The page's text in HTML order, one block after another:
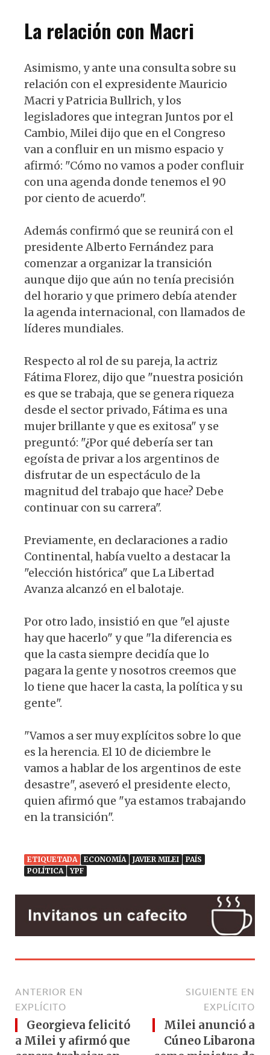
La relación con Macri
Asimismo, y ante una consulta sobre su
relación con el expresidente Mauricio
Macri y Patricia Bullrich, y los
legisladores que integran Juntos por el
Cambio, Milei dijo que en el Congreso
van a confluir en un mismo espacio y
afirmó: "Cómo no vamos a poder confluir
con una agenda donde tenemos el 90
por ciento de acuerdo".
Además confirmó que se reunirá con el
presidente Alberto Fernández para
comenzar a organizar la transición
aunque dijo que aún no tenía precisión
del horario y que primero debía atender
la agenda internacional, con llamados de
líderes mundiales.
Respecto al rol de su pareja, la actriz
Fátima Florez, dijo que "nuestra posición
es que se trabaja, que se genera riqueza
desde el sector privado, Fátima es una
mujer brillante y que es exitosa" y se
preguntó: "¿Por qué debería ser tan
egoísta de privar a los argentinos de
disfrutar de un espectáculo de la
magnitud del trabajo que hace? Debe
continuar con su carrera".
Previamente, en declaraciones a radio
Continental, había vuelto a destacar la
"elección histórica" que La Libertad
Avanza alcanzó en el balotaje.
Por otro lado, insistió en que "el ajuste
hay que hacerlo" y que "la diferencia es
que la casta siempre decidía que lo
pagara la gente y nosotros creemos que
lo tiene que hacer la casta, la política y su
gente".
"Vamos a ser muy explícitos sobre lo que
es la herencia. El 10 de diciembre le
vamos a hablar de los argentinos de este
desastre", aseveró el presidente electo,
quien afirmó que "ya estamos trabajando
en la transición".
ETIQUETADA ECONOMÍA JAVIER MILEI
PAÍS
POLÍTICA
YPF
ANTERIOR EN
EXPLÍCITO
Georgieva felicitó
a Milei y afirmó que
SIGUIENTE EN
EXPLÍCITO
Milei anunció a
Cúneo Libarona